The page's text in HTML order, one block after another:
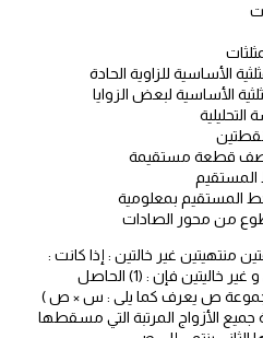
الأساسية للزاوية الحادة
الأساسية لبعض الزوايا
قطعة مستقيمة
المستقيم
المستقيم بمعلومية
من محور الصادات
منتهيتين غير خالتين : إذا كانت :
سہ ، صہ مجموعتين منتهيتين و غير خاليتين فإن : (1) الحاصل
ص يعرف كما يلى : س × ص )
الأزواج المرتبة التي مسقطها